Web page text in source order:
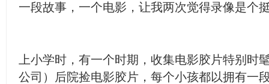
一段故事，一个电影，让我两次觉得录像是个
上小学时，有一个时期，收集电影胶片特别时
公司）后院捡电影胶片，每个小孩都以拥有一